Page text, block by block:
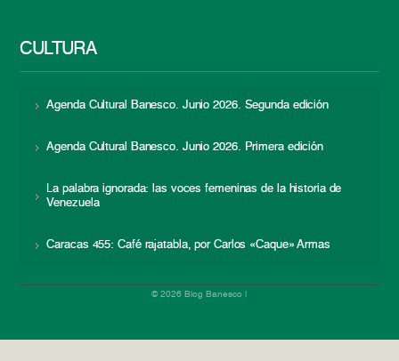
CULTURA
Agenda Cultural Banesco. Junio 2026. Segunda edición
Agenda Cultural Banesco. Junio 2026. Primera edición
La palabra ignorada: las voces femeninas de la historia de
Venezuela
Caracas 455: Café rajatabla, por Carlos «Caque» Armas
© 2026 Blog Banesco |